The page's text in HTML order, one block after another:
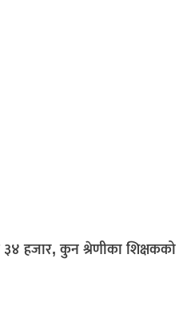
हजार, कुन श्रेणीका शिक्षकको